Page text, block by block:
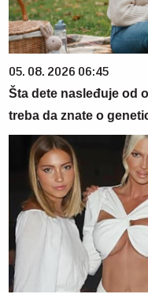
05. 08. 2026 06:45
Šta dete nasleđuje od
treba da znate o